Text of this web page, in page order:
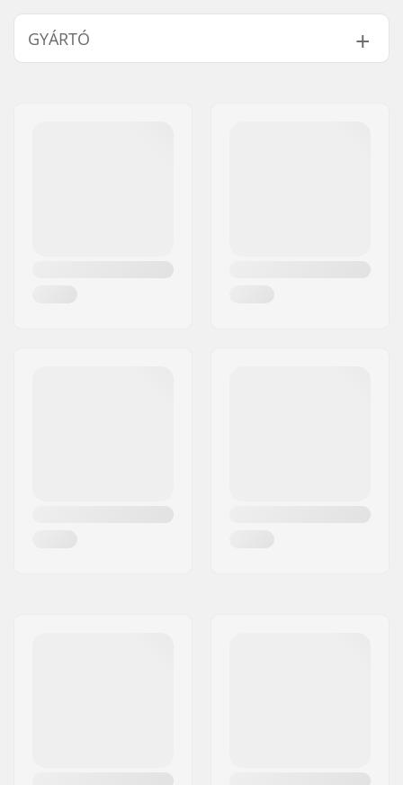
A következő termékek kompatibilisek a(z) Fischer
Easy Skin Mohair Mix Mászóbőr/Fóka:
GYÁRTÓ